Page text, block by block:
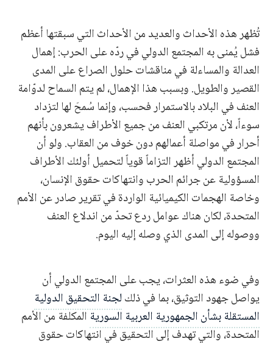
تُظهر هذه الأحداث والعديد من الأحداث التي سبقتها أعظم
فشل يُمنى به المجتمع الدولي في ردّه على الحرب: إهمال
العدالة والمساءلة في مناقشات حلول الصراع على المدى
القصير والطويل. وبسبب هذا الإهمال، لم يتم السماح لدوّامة
العنف في البلاد بالاستمرار فحسب، وإنما سُمحَ لها لتزداد
سوءاً، لأن مرتكبي العنف من جميع الأطراف يشعرون بأنهم
أحرار في مواصلة أعمالهم دون خوف من العقاب. ولو أن
المجتمع الدولي أظهر التزاماً قوياً لتحميل أولئك الأطراف
المسؤولية عن جرائم الحرب وانتهاكات حقوق الإنسان،
وخاصة الهجمات الكيميائية الواردة في تقرير صادر عن الأمم
المتحدة، لكان هناك عوامل ردع تحدّ من اندلاع العنف
ووصوله إلى المدى الذي وصله إليه اليوم.
وفي ضوء هذه العثرات، يجب على المجتمع الدولي أن
يواصل جهود التوثيق، بما في ذلكلجنة التحقيق الدولية
المستقلة بشأن الجمهورية العربية السورية المكلفة من الأمم
المتحدة، والتي تهدف إلى التحقيق في انتهاكات حقوق